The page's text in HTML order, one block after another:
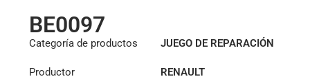
BE0097
Categoría de productos
JUEGO DE REPARACIÓN
Productor
RENAULT